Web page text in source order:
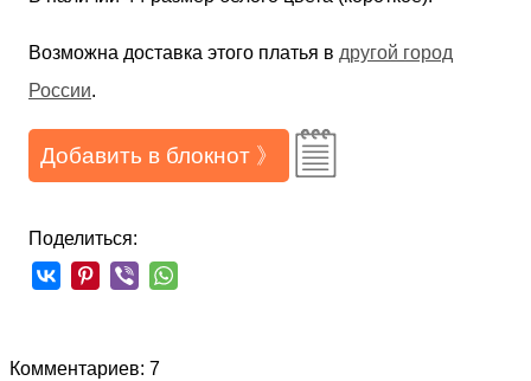
Возможна доставка этого платья в другой город
России.
Добавить в блокнот 》
Поделиться:
Комментариев: 7